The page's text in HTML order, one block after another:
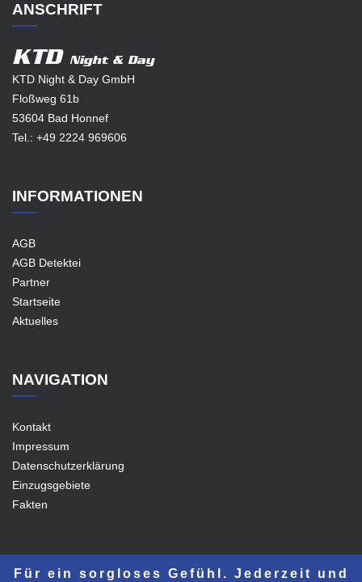
ANSCHRIFT
KTD
Night & Day
KTD Night & Day GmbH
Floßweg 61b
53604 Bad Honnef
Tel.: +49 2224 969606
INFORMATIONEN
AGB
AGB Detektei
Partner
Startseite
Aktuelles
NAVIGATION
Kontakt
Impressum
Datenschutzerklärung
Einzugsgebiete
Fakten
Für ein sorgloses Gefühl. Jederzeit und